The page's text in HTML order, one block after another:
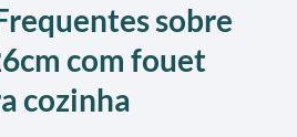
sobre
com fouet
cozinha